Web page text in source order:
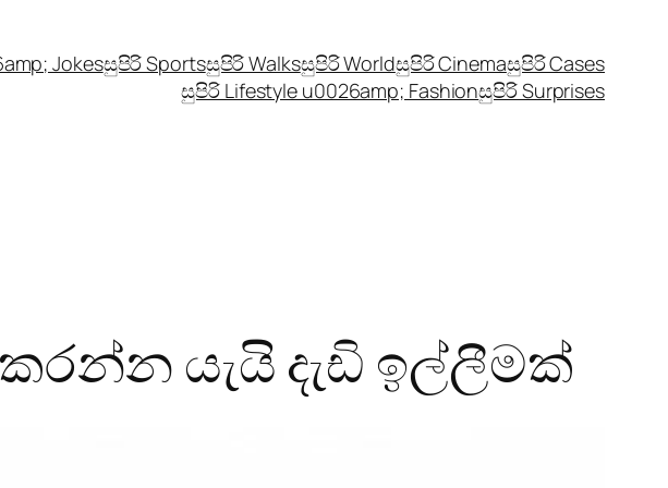
Jokesසුපිරි Sportsසුපිරි Walksසුපිරි Worldසුපිරි Cinemaසුපිරි Cases
සුපිරි Lifestyle u0026amp; Fashionසුපිරි Surprises
යැයි දැඩි ඉල්ලීමක්